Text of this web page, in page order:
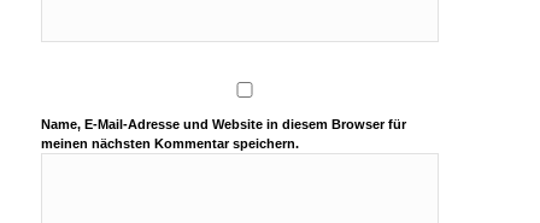
Name, E-Mail-Adresse und Website in diesem Browser für
meinen nächsten Kommentar speichern.